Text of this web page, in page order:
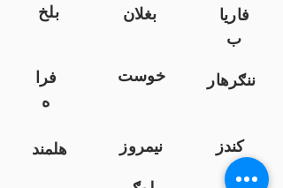
بلخ
بغلان
فاریا
ب
فرا
ه
خوست ننګرهار
هلمند نیمروز
کندز